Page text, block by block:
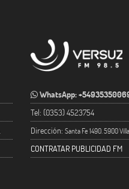
WhatsApp:
Tel: (0353) 4523754
Dirección: Santa Fe 1490. 5900
CONTRATAR PUBLICIDAD FM